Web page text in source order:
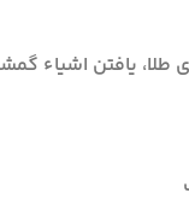
طلا، یافتن اشیاء